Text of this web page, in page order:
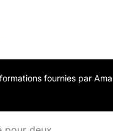
votre SPIRIT étanche
pleuve, brille, soit
logicielles over-the-air:
nouvelle version est
nulle part.
fournies par